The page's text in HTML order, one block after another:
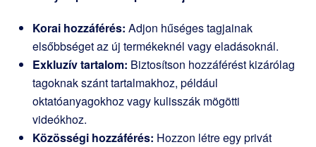
Korai hozzáférés: Adjon hűséges tagjainak
elsőbbséget az új termékeknél vagy eladásoknál.
Exkluzív tartalom: Biztosítson hozzáférést kizárólag
tagoknak szánt tartalmakhoz, például
oktatóanyagokhoz vagy kulisszák mögötti
videókhoz.
Közösségi hozzáférés: Hozzon létre egy privát